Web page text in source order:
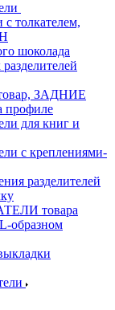
толкателем,
шоколада
ЗАДНИЕ
для книг и
с креплениями-
разделителей
товара
образном